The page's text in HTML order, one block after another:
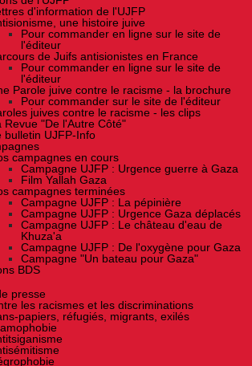
d'information de l'UJFP
une histoire juive
Pour commander en ligne sur le site de
l'éditeur
de Juifs antisionistes en France
Pour commander en ligne sur le site de
l'éditeur
Parole juive contre le racisme - la brochure
Pour commander sur le site de l'éditeur
juives contre le racisme - les clips
Revue "De l'Autre Côté"
bulletin UJFP-Info
campagnes en cours
Campagne UJFP : Urgence guerre à Gaza
Film Yallah Gaza
campagnes terminées
Campagne UJFP : La pépinière
Campagne UJFP : Urgence Gaza déplacés
Campagne UJFP : Le château d'eau de
Khuza'a
Campagne UJFP : De l'oxygène pour Gaza
Campagne "Un bateau pour Gaza"
BDS
presse
les racismes et les discriminations
papiers, réfugiés, migrants, exilés